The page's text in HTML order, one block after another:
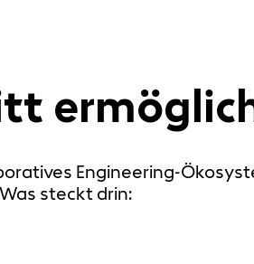
Engineering-
steckt drin: